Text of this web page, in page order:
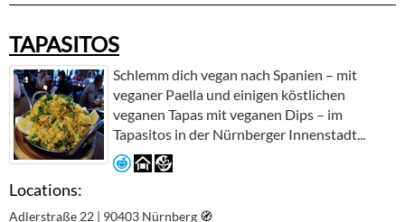
TAPASITOS
Schlemm dich vegan nach Spanien – mit
veganer Paella und einigen köstlichen
veganen Tapas mit veganen Dips – im
Tapasitos in der Nürnberger Innenstadt...
Locations:
Adlerstraße 22 | 90403 Nürnberg 🧭︎